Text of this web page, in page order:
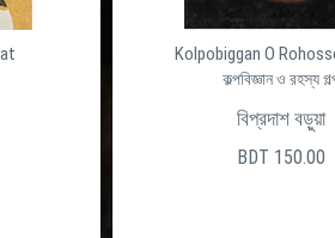
Onongo Rongo
অনঙ্গ রঙ্গ
মোস্তফা মীর
BDT 200.00